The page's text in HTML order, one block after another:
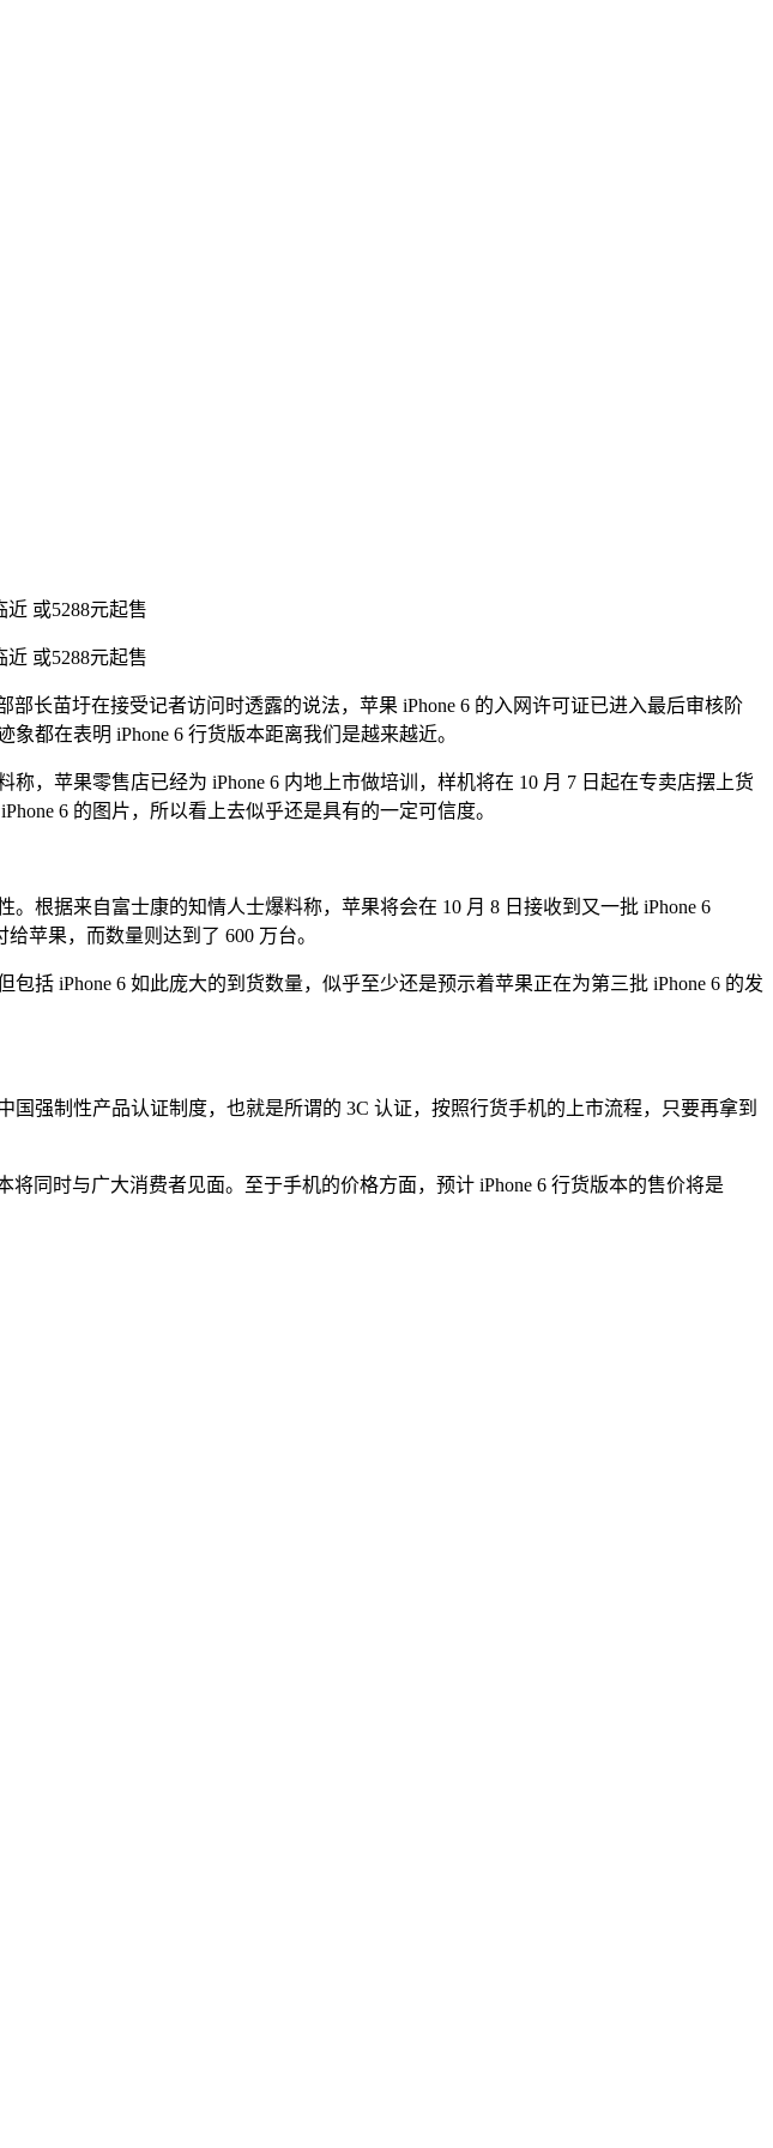
长苗圩在接受记者访问时透露的说法，苹果 iPhone 6 的入网许可证已进入最后审核阶
都在表明 iPhone 6 行货版本距离我们是越来越近。
苹果零售店已经为 iPhone 6 内地上市做培训，样机将在 10 月 7 日起在专卖店摆上货
6 的图片，所以看上去似乎还是具有的一定可信度。
据来自富士康的知情人士爆料称，苹果将会在 10 月 8 日接收到又一批 iPhone 6
苹果，而数量则达到了 600 万台。
iPhone 6 如此庞大的到货数量，似乎至少还是预示着苹果正在为第三批 iPhone 6 的发
强制性产品认证制度，也就是所谓的 3C 认证，按照行货手机的上市流程，只要再拿到
同时与广大消费者见面。至于手机的价格方面，预计 iPhone 6 行货版本的售价将是